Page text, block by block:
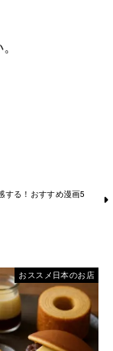
する！おすすめ漫画5
おススメ日本のお店